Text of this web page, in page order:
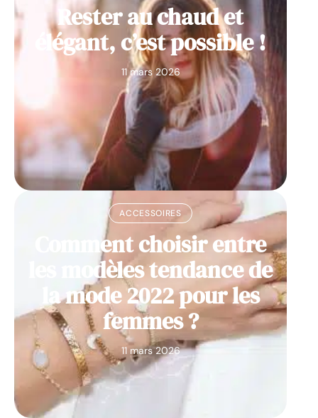
Rester au chaud et
élégant, c’est possible !
11 mars 2026
ACCESSOIRES
Comment choisir entre
les modèles tendance de
la mode 2022 pour les
femmes ?
11 mars 2026